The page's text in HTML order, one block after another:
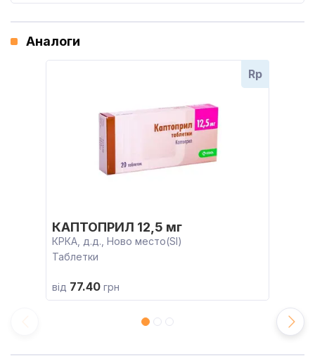
Аналоги
Rp
КАПТОПРИЛ 12,5 мг
КРКА, д.д., Ново место(SI)
Таблетки
від 77.40 грн